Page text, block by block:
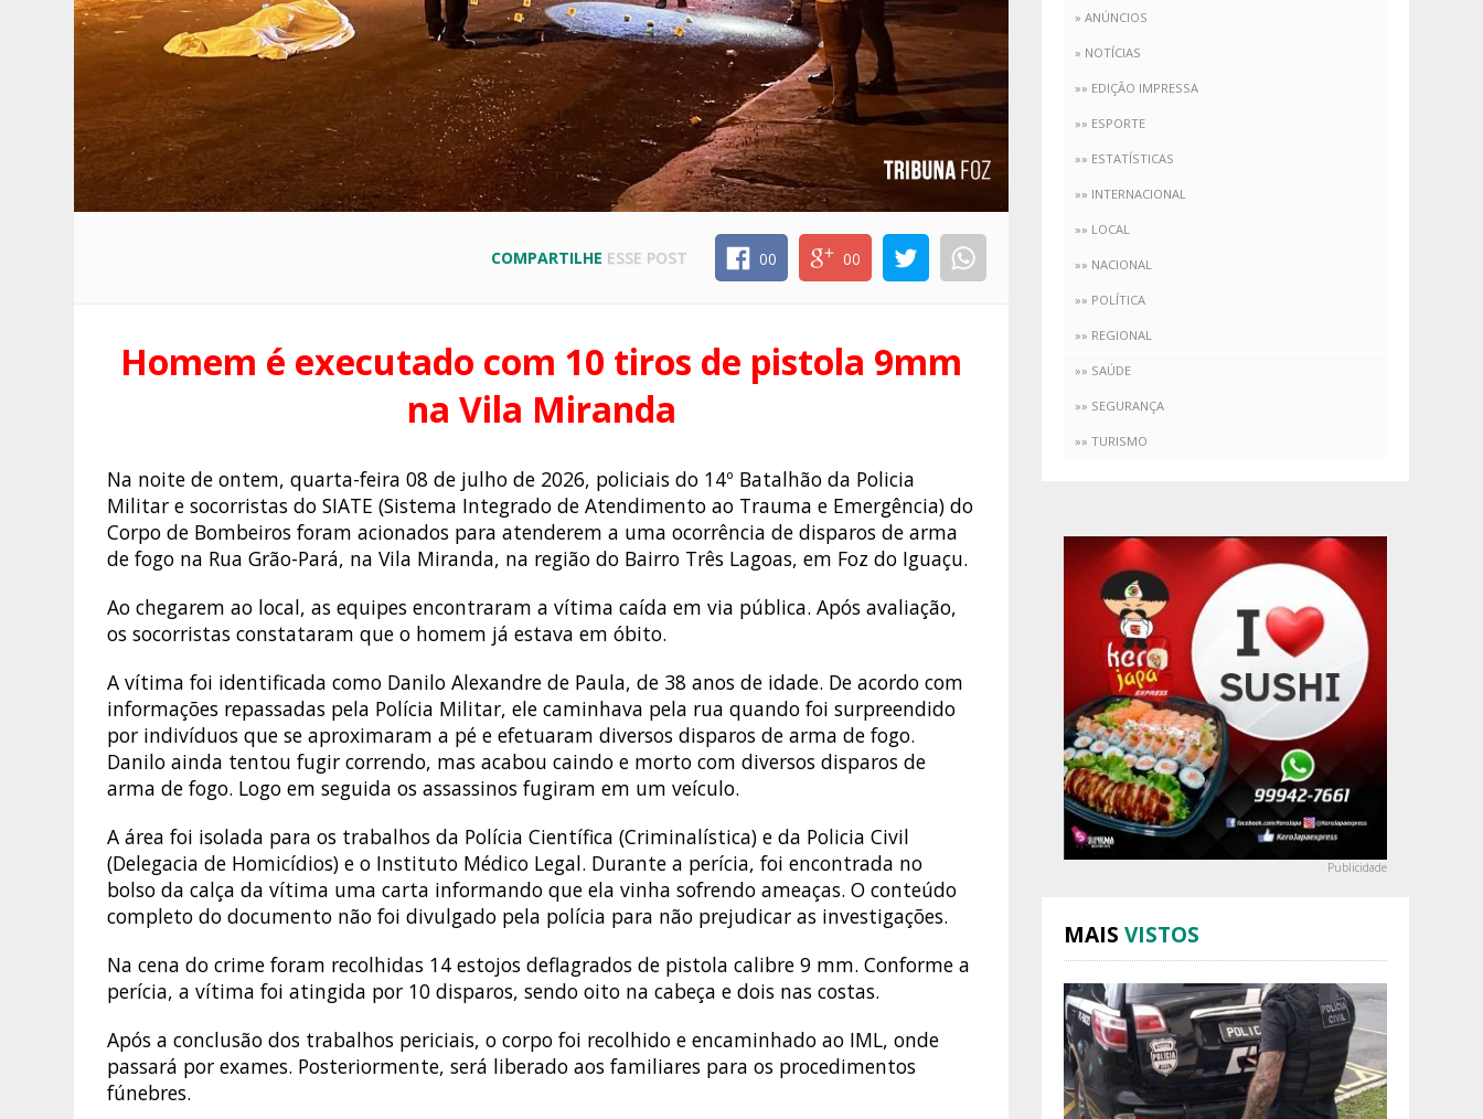
COMPARTILHE ESSE POST 00 00
Homem é executado com 10 tiros de pistola 9mm
na Vila Miranda
Na noite de ontem, quarta-feira 08 de julho de 2026, policiais do 14º Batalhão da Policia
Militar e socorristas do SIATE (Sistema Integrado de Atendimento ao Trauma e Emergência) do
Corpo de Bombeiros foram acionados para atenderem a uma ocorrência de disparos de arma
de fogo na Rua Grão-Pará, na Vila Miranda, na região do Bairro Três Lagoas, em Foz do Iguaçu.
Ao chegarem ao local, as equipes encontraram a vítima caída em via pública. Após avaliação,
os socorristas constataram que o homem já estava em óbito.
A vítima foi identificada como Danilo Alexandre de Paula, de 38 anos de idade. De acordo com
informações repassadas pela Polícia Militar, ele caminhava pela rua quando foi surpreendido
por indivíduos que se aproximaram a pé e efetuaram diversos disparos de arma de fogo.
Danilo ainda tentou fugir correndo, mas acabou caindo e morto com diversos disparos de
arma de fogo. Logo em seguida os assassinos fugiram em um veículo.
A área foi isolada para os trabalhos da Polícia Científica (Criminalística) e da Policia Civil
(Delegacia de Homicídios) e o Instituto Médico Legal. Durante a perícia, foi encontrada no
bolso da calça da vítima uma carta informando que ela vinha sofrendo ameaças. O conteúdo
completo do documento não foi divulgado pela polícia para não prejudicar as investigações.
Na cena do crime foram recolhidas 14 estojos deflagrados de pistola calibre 9 mm. Conforme a
perícia, a vítima foi atingida por 10 disparos, sendo oito na cabeça e dois nas costas.
Após a conclusão dos trabalhos periciais, o corpo foi recolhido e encaminhado ao IML, onde
passará por exames. Posteriormente, será liberado aos familiares para os procedimentos
fúnebres.
» ANÚNCIOS
» NOTÍCIAS
»» EDIÇÃO IMPRESSA
»» ESPORTE
»» ESTATÍSTICAS
»» INTERNACIONAL
»» LOCAL
»» NACIONAL
»» POLÍTICA
»» REGIONAL
»» SAÚDE
»» SEGURANÇA
»» TURISMO
Publicidade
MAIS VISTOS